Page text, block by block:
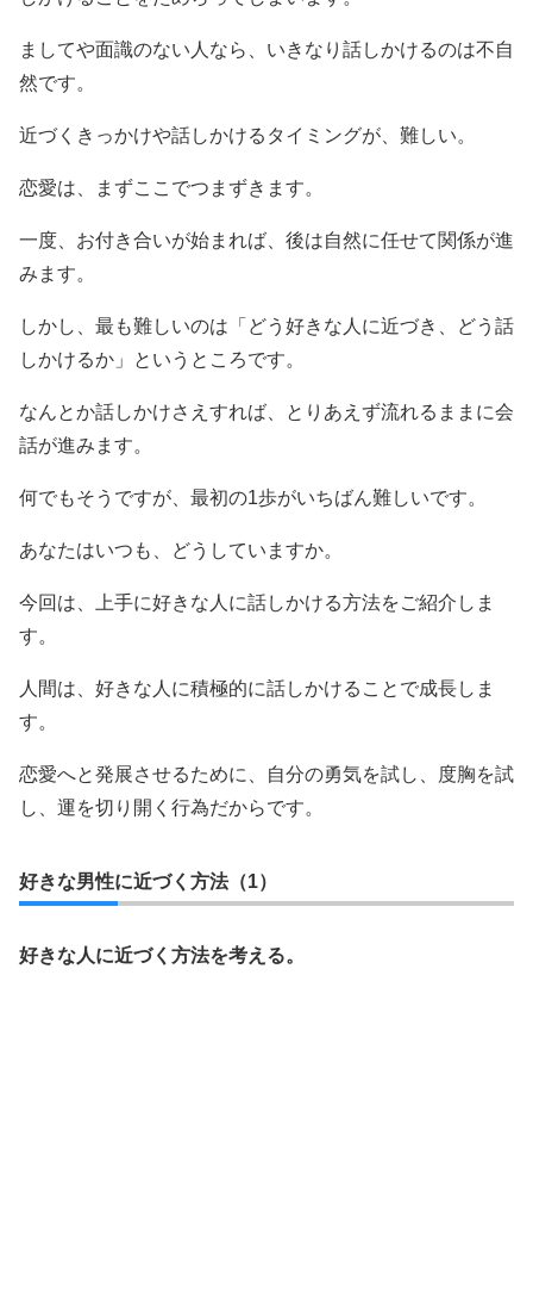
ましてや面識のない人なら、いきなり話しかけるのは不自
然です。
近づくきっかけや話しかけるタイミングが、難しい。
恋愛は、まずここでつまずきます。
一度、お付き合いが始まれば、後は自然に任せて関係が進
みます。
しかし、最も難しいのは「どう好きな人に近づき、どう話
しかけるか」というところです。
なんとか話しかけさえすれば、とりあえず流れるままに会
話が進みます。
何でもそうですが、最初の1歩がいちばん難しいです。
あなたはいつも、どうしていますか。
今回は、上手に好きな人に話しかける方法をご紹介しま
す。
人間は、好きな人に積極的に話しかけることで成長しま
す。
恋愛へと発展させるために、自分の勇気を試し、度胸を試
し、運を切り開く行為だからです。
好きな男性に近づく方法（1）
好きな人に近づく方法を考える。